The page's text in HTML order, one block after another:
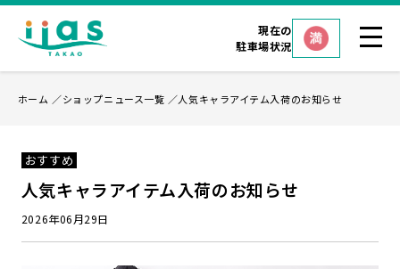
現在の
駐車場状況
ホーム ショップニュース一覧 人気キャラアイテム入荷のお知らせ
おすすめ
人気キャラアイテム入荷のお知らせ
2026年06月29日